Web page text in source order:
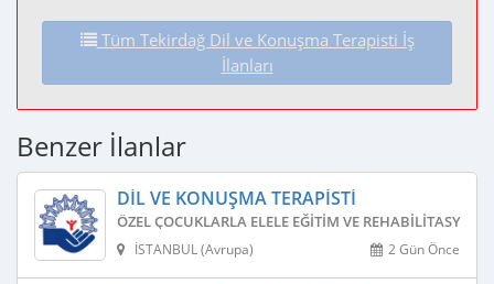
Tüm Tekirdağ Dil ve Konuşma Terapisti İş
İlanları
Benzer İlanlar
DIL VE KONUŞMA TERAPISTI
ÖZEL ÇOCUKLARLA ELELE EĞITIM VE REHABILITASYON
2 Gün Önce
İSTANBUL (Avrupa)